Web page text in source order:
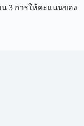
น 3 การให้คะแนนของ